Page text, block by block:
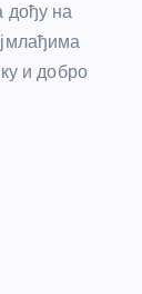
дођу на
и добро